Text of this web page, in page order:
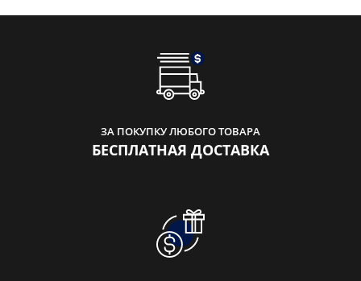
ЗА ПОКУПКУ ЛЮБОГО ТОВАРА
БЕСПЛАТНАЯ ДОСТАВКА